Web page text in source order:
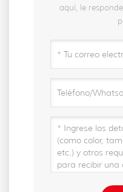
aquí, le